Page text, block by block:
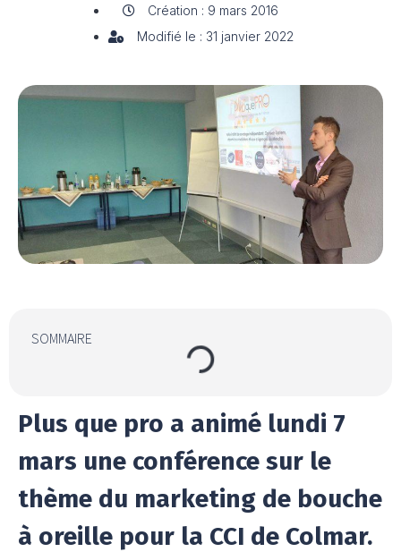
Création : 9 mars 2016
Modifié le : 31 janvier 2022
Plus que pro a animé lundi 7
mars une conférence sur le
thème du marketing de bouche
à oreille pour la CCI de Colmar.
SOMMAIRE